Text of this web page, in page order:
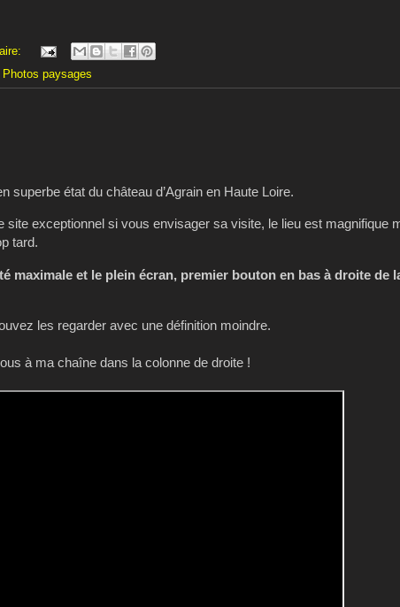
Photos paysages
superbe état du château d’Agrain en Haute Loire.
exceptionnel si vous envisager sa visite, le lieu est magnifique
tard.
maximale et le plein écran, premier bouton en bas à droite de
les regarder avec une définition moindre.
à ma chaîne dans la colonne de droite !